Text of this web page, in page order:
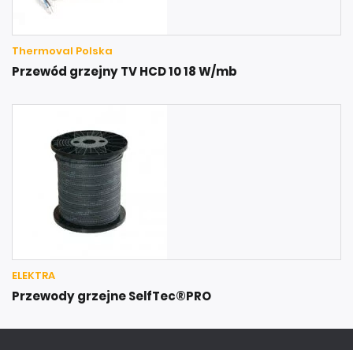
Thermoval Polska
Przewód grzejny TV HCD 10 18 W/mb
ELEKTRA
Przewody grzejne SelfTec®PRO